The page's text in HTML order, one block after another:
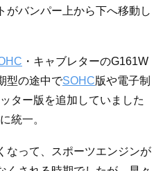
がバンパー上から下へ移動し
・キャブレターのG161W
型の途中でSOHC版や電子制
ター版を追加していました
統一。
なって、スポーツエンジンが